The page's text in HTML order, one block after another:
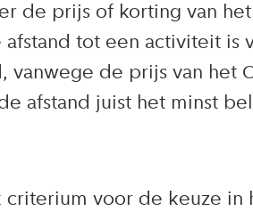
de prijs of korting van
afstand tot een activiteit
vanwege de prijs van
afstand juist het minst
voor de keuze in